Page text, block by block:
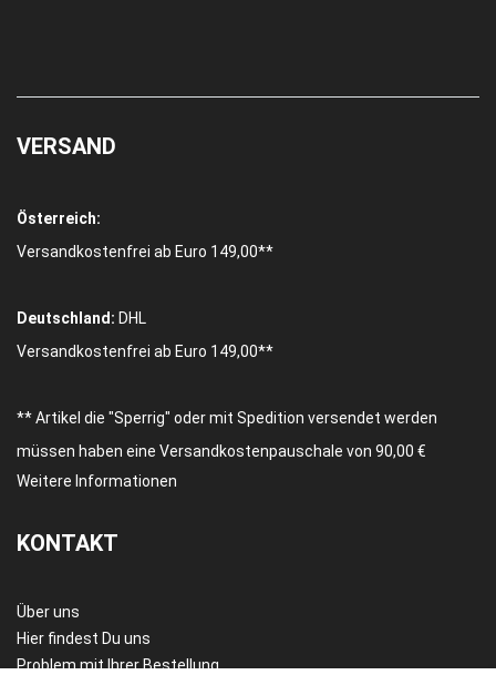
VERSAND
Österreich:
Versandkostenfrei ab Euro 149,00**
Deutschland: DHL
Versandkostenfrei ab Euro 149,00**
** Artikel die "Sperrig" oder mit Spedition versendet werden
müssen haben eine Versandkostenpauschale von 90,00 €
Weitere Informationen
KONTAKT
Über uns
Hier findest Du uns
Problem mit Ihrer Bestellung